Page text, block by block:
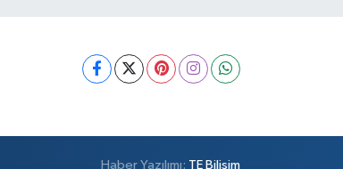
Haber Yazılımı: TE Bilişim